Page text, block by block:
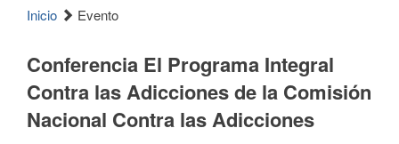
Inicio Evento
Conferencia El Programa Integral
Contra las Adicciones de la Comisión
Nacional Contra las Adicciones